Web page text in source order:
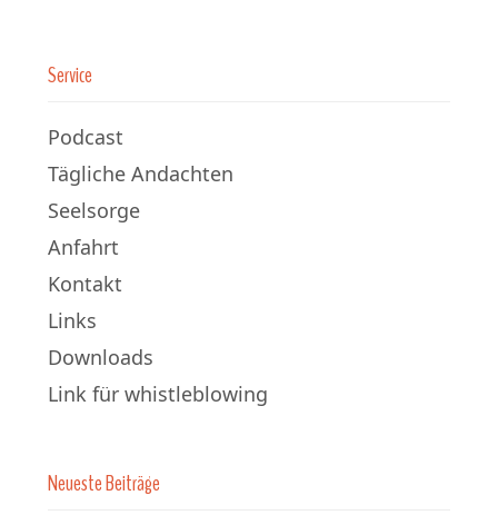
Service
Podcast
Tägliche Andachten
Seelsorge
Anfahrt
Kontakt
Links
Downloads
Link für whistleblowing
Neueste Beiträge